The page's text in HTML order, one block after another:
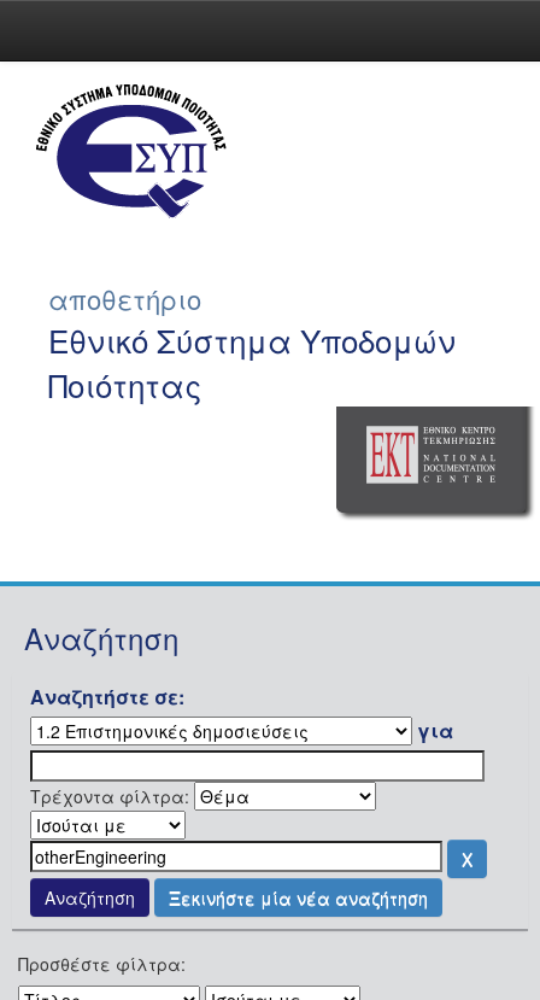
navigation
αποθετήριο
Εθνικό Σύστημα Υποδομών
Ποιότητας
Αναζήτηση
Αναζητήστε σε:
για
Τρέχοντα φίλτρα:
Ξεκινήστε μία νέα αναζήτηση
Προσθέστε φίλτρα: